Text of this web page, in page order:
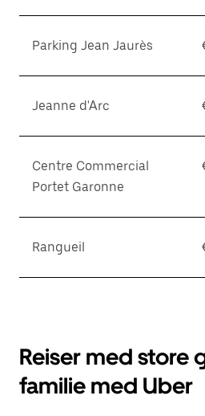
Parking Jean Jaurès
Jeanne d'Arc
Centre Commercial
Portet Garonne
Rangueil
Reiser med store
familie med Uber